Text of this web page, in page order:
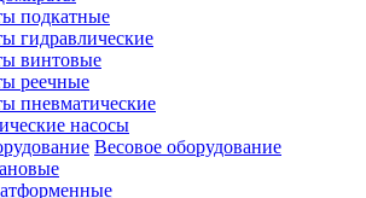
подкатные
гидравлические
винтовые
реечные
пневматические
насосы
Весовое оборудование